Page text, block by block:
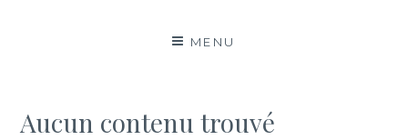
mode grande taille
MENU
Aucun contenu trouvé